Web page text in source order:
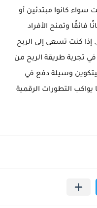
سواء كانوا مبتدئين أو
فائقًا وتمنح الأفراد
إذا كنت تسعى إلى الربح
تجربة طريقة الربح من
وسيلة دفع في
يواكب التطورات الرقمية